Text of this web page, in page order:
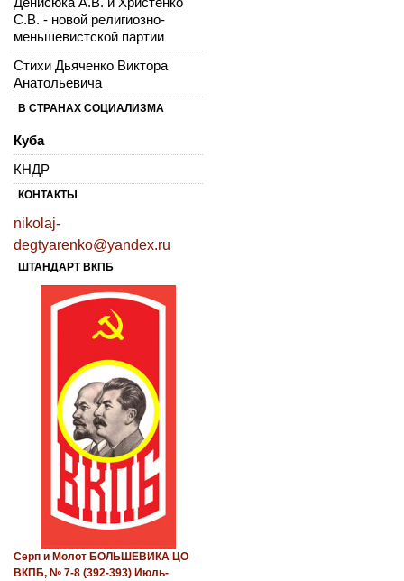
С.В. - новой религиозно-
меньшевистской партии
Стихи Дьяченко Виктора
Анатольевича
В СТРАНАХ СОЦИАЛИЗМА
Куба
КНДР
КОНТАКТЫ
nikolaj-
degtyarenko@yandex.ru
ШТАНДАРТ ВКПБ
Серп и Молот БОЛЬШЕВИКА ЦО
ВКПБ, № 7-8 (392-393) Июль-